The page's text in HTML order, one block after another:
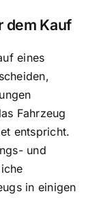
dem Kauf
eines
Fahrzeug
entspricht.
und
in einigen